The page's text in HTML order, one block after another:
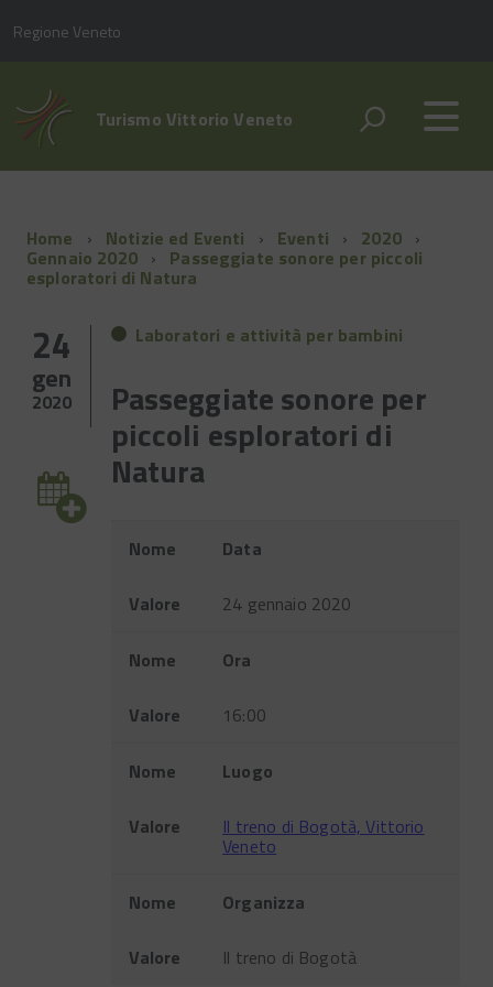
Regione Veneto
Turismo Vittorio Veneto
Home Notizie ed Eventi Eventi 2020
Gennaio 2020 Passeggiate sonore per piccoli
esploratori di Natura
24
gen
2020
Laboratori e attività per bambini
Passeggiate sonore per
piccoli esploratori di
Natura
Evento
Nome Data
Valore 24 gennaio 2020
Nome Ora
Valore 16:00
Nome Luogo
Valore Il treno di Bogotà, Vittorio
Veneto
Nome Organizza
Valore Il treno di Bogotà